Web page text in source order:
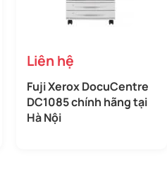
Liên hệ
Fuji Xerox DocuCentre
DC1085 chính hãng tại
Hà Nội